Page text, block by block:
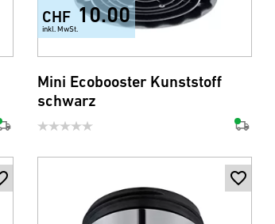
CHF 10.00
inkl. MwSt.
Mini Ecobooster Kunststoff
schwarz